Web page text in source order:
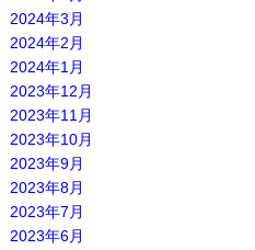
2024年3月
2024年2月
2024年1月
2023年12月
2023年11月
2023年10月
2023年9月
2023年8月
2023年7月
2023年6月